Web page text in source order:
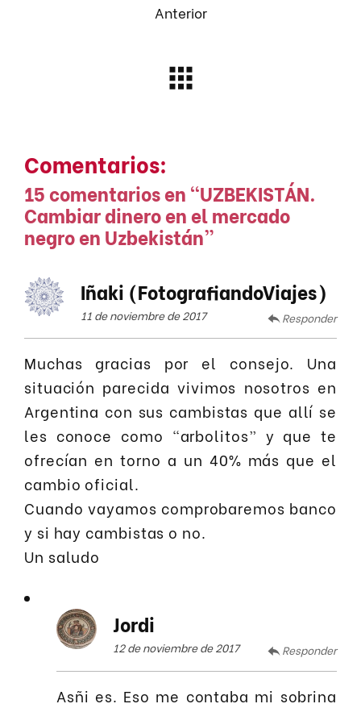
Anterior
Comentarios:
15 comentarios en “UZBEKISTÁN.
Cambiar dinero en el mercado
negro en Uzbekistán”
Iñaki (FotografiandoViajes)
11 de noviembre de 2017 Responder
Muchas gracias por el consejo. Una
situación parecida vivimos nosotros en
Argentina con sus cambistas que allí se
les conoce como “arbolitos” y que te
ofrecían en torno a un 40% más que el
cambio oficial.
Cuando vayamos comprobaremos banco
y si hay cambistas o no.
Un saludo
Jordi
12 de noviembre de 2017 Responder
Asñi es. Eso me contaba mi sobrina